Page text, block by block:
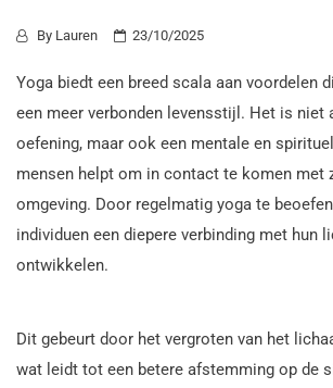
By Lauren 23/10/2025
Yoga biedt een breed scala aan voordelen
een meer verbonden levensstijl. Het is niet
oefening, maar ook een mentale en
mensen helpt om in contact te komen met
omgeving. Door regelmatig yoga te
individuen een diepere verbinding met hun
ontwikkelen.
Dit gebeurt door het vergroten van het
wat leidt tot een betere afstemming op de